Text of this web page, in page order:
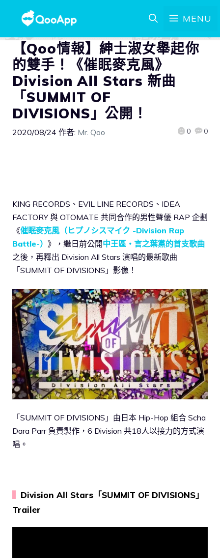
MENU
【Qoo情報】紳士淑女舉起你
的雙手！《催眠麥克風》
Division All Stars 新曲
「SUMMIT OF
DIVISIONS」公開！
2020/08/24 作者: Mr. Qoo 0 0
KING RECORDS、EVIL LINE RECORDS、IDEA
FACTORY 與 OTOMATE 共同合作的男性聲優 RAP 企劃
《催眠麥克風（ヒプノシスマイク -Division Rap
Battle-） 》，繼日前公開中王區・言之葉黨的首支歌曲
之後，再釋出 Division All Stars 演唱的最新歌曲
「SUMMIT OF DIVISIONS」影像！
「SUMMIT OF DIVISIONS」由日本 Hip-Hop 組合 Scha
Dara Parr 負責製作，6 Division 共18人以接力的方式演
唱。
Division All Stars「SUMMIT OF DIVISIONS」
Trailer